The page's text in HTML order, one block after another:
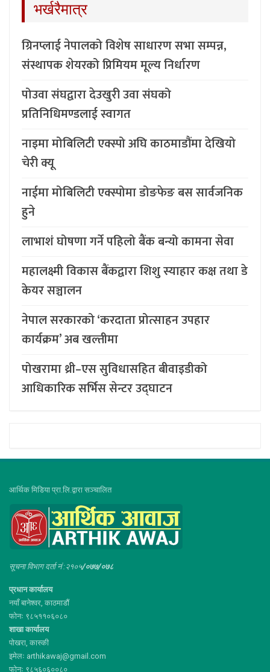
भर्खरैमात्र
ग्रिनप्लाई नेपालको विशेष साधारण सभा सम्पन्न,
संस्थापक शेयरको प्रिमियम मूल्य निर्धारण
पोउवा संघद्वारा देउखुरी उवा संघको
प्रतिनिधिमण्डलाई स्वागत
नाइमा मोबिलिटी एक्स्पो अघि काठमाडौंमा देखियो
चेरी क्यू
नाईमा मोबिलिटी एक्स्पोमा डोङफेङ बस सार्वजनिक
हुने
लाभाशं घोषणा गर्ने पहिलो बैंक बन्यो कामना सेवा
महालक्ष्मी विकास बैंकद्वारा शिशु स्याहार कक्ष तथा डे
केयर सञ्चालन
नेपाल सरकारको ‘करदाता प्रोत्साहन उपहार
कार्यक्रम’ अब खल्तीमा
पोखरामा थ्री–एस सुविधासहित बीवाइडीको
आधिकारिक सर्भिस सेन्टर उद्घाटन
आर्थिक मिडिया प्रा.लि.द्वारा सञ्चालित
सूचना विभाग दर्ता नं :२१०५/०७७/०७८
प्रधान कार्यालय
नयाँ बानेश्वर, काठमाडौं
फोनः ९८५११०६०८०
शाखा कार्यालय
पोखरा, कास्की
इमेलः arthikawaj@gmail.com
फोनः ९८५६०६००८०